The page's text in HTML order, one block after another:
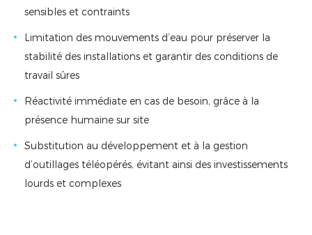
sensibles et contraints
Limitation des mouvements d’eau pour préserver la
stabilité des installations et garantir des conditions de
travail sûres
Réactivité immédiate en cas de besoin, grâce à la
présence humaine sur site
Substitution au développement et à la gestion
d’outillages téléopérés, évitant ainsi des investissements
lourds et complexes